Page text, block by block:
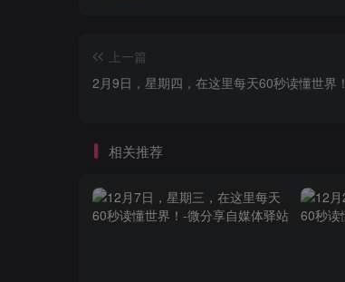
上一篇
2月9日，星期四，在这里每天60秒读懂世界！
相关推荐